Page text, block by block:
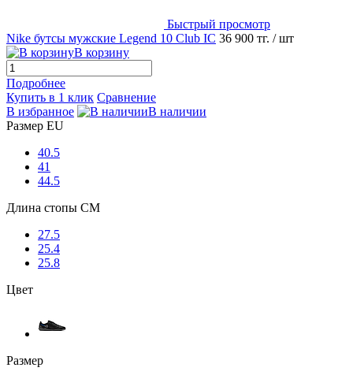
Быстрый просмотр
Nike бутсы мужские Legend 10 Club IC 36 900 тг. / шт
В корзину
Подробнее
Купить в 1 клик Сравнение
В избранное
В наличии
Размер EU
40.5
41
44.5
Длина стопы CM
27.5
25.4
25.8
Цвет
Размер